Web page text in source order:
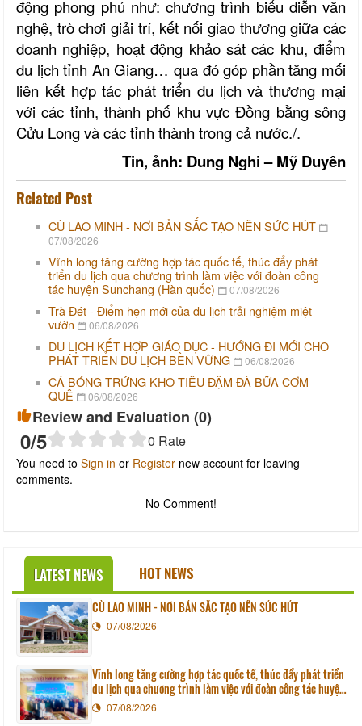
động phong phú như: chương trình biểu diễn văn
nghệ, trò chơi giải trí, kết nối giao thương giữa các
doanh nghiệp, hoạt động khảo sát các khu, điểm
du lịch tỉnh An Giang… qua đó góp phần tăng mối
liên kết hợp tác phát triển du lịch và thương mại
với các tỉnh, thành phố khu vực Đồng bằng sông
Cửu Long và các tỉnh thành trong cả nước./.
Tin, ảnh: Dung Nghi – Mỹ Duyên
Related Post
CÙ LAO MINH - NƠI BẢN SẮC TẠO NÊN SỨC HÚT
07/08/2026
Vĩnh long tăng cường hợp tác quốc tế, thúc đẩy phát
triển du lịch qua chương trình làm việc với đoàn công
tác huyện Sunchang (Hàn quốc)
07/08/2026
Trà Đét - Điểm hẹn mới của du lịch trải nghiệm miệt
vườn
06/08/2026
DU LỊCH KẾT HỢP GIÁO DỤC - HƯỚNG ĐI MỚI CHO
PHÁT TRIỂN DU LỊCH BỀN VỮNG
06/08/2026
CÁ BÓNG TRỨNG KHO TIÊU ĐẬM ĐÀ BỮA CƠM
QUÊ
06/08/2026
Review and Evaluation (0)
0/5 0 Rate
You need to Sign in or Register new account for leaving
comments.
No Comment!
LATEST NEWS HOT NEWS
CÙ LAO MINH - NƠI BẢN SẮC TẠO NÊN SỨC HÚT
07/08/2026
Vĩnh long tăng cường hợp tác quốc tế, thúc đẩy phát triển
du lịch qua chương trình làm việc với đoàn công tác huyện
Sunchang (Hàn quốc)
07/08/2026